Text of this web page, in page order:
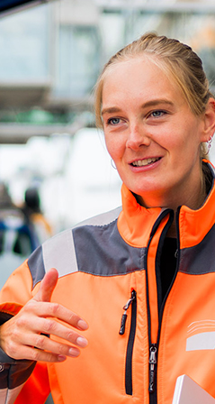
im Hafen am